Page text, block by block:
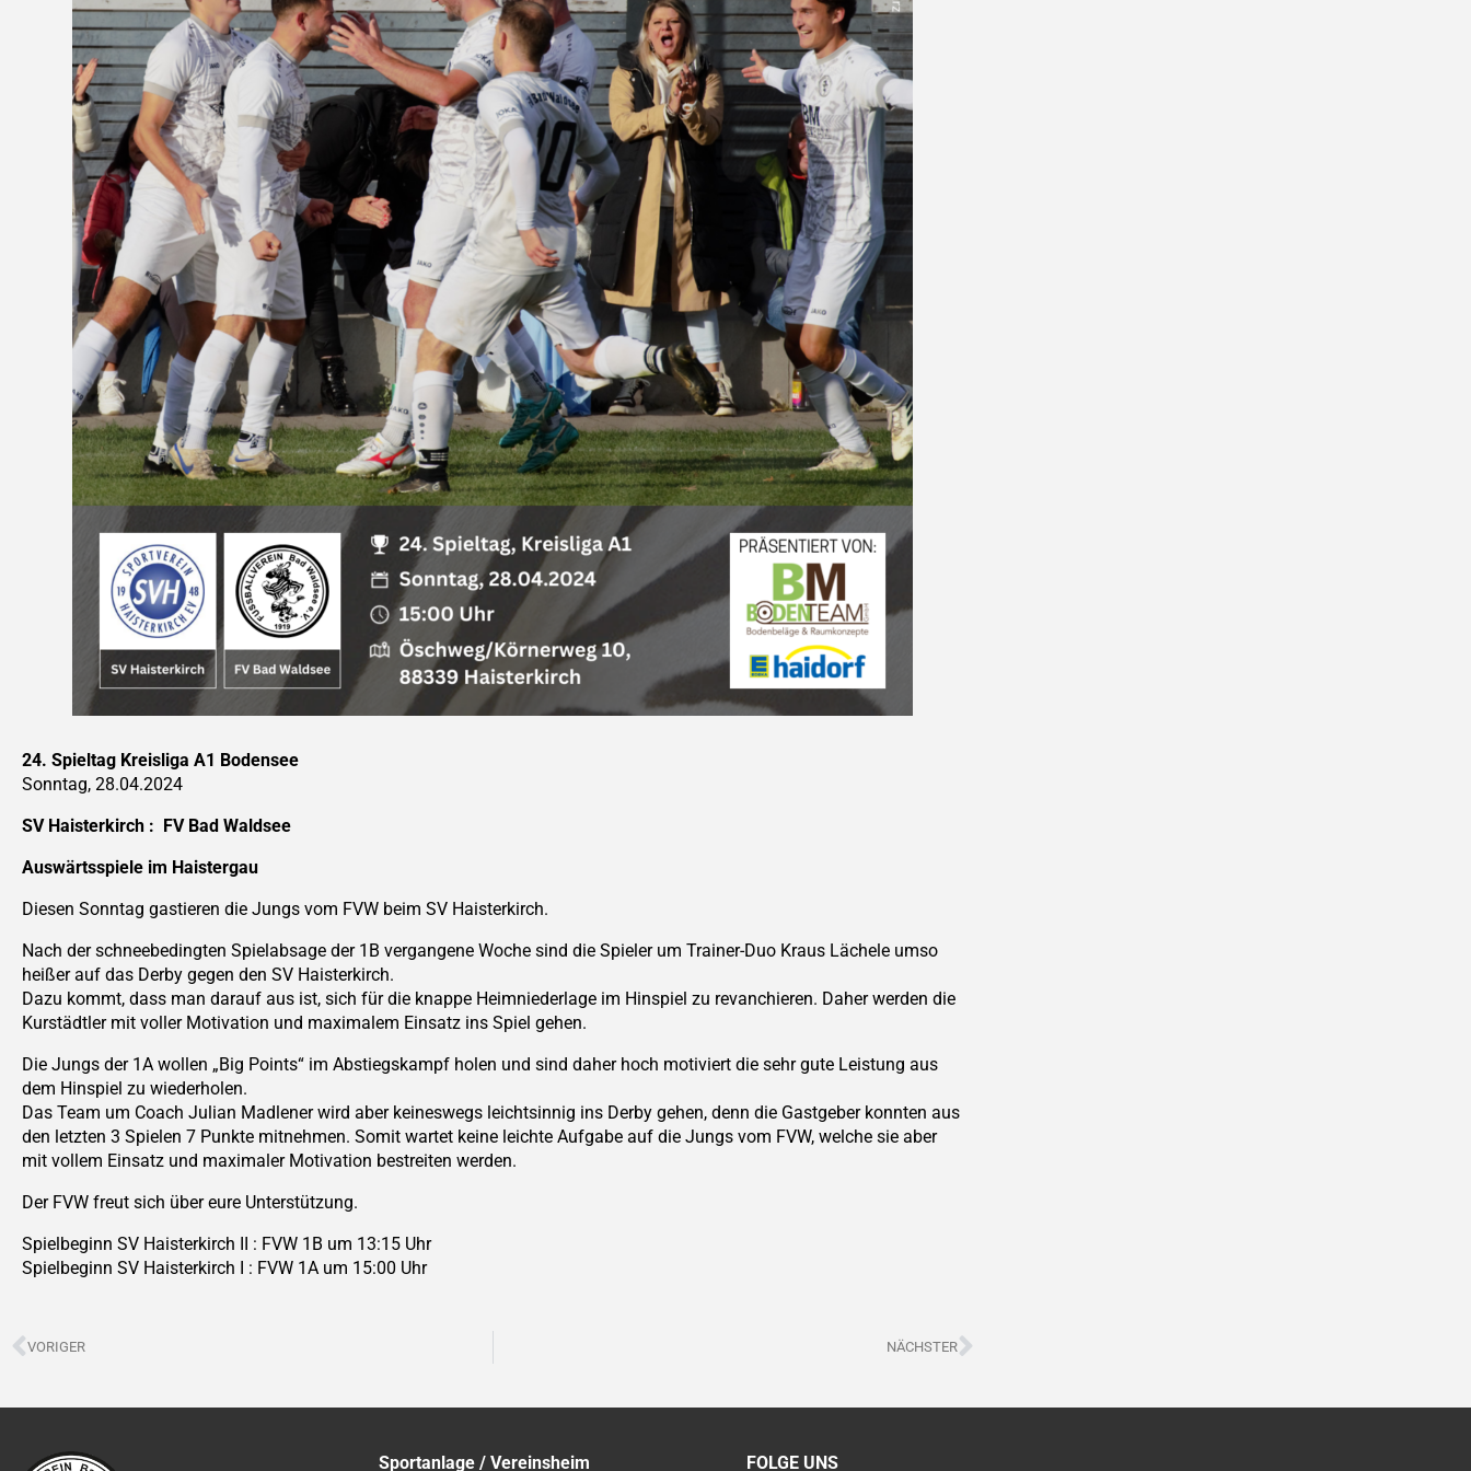
24. Spieltag Kreisliga A1 Bodensee
Sonntag, 28.04.2024
SV Haisterkirch : FV Bad Waldsee
Auswärtsspiele im Haistergau
Diesen Sonntag gastieren die Jungs vom FVW beim SV Haisterkirch.
Nach der schneebedingten Spielabsage der 1B vergangene Woche sind die Spieler um Trainer-Duo Kraus Lächele umso
heißer auf das Derby gegen den SV Haisterkirch.
Dazu kommt, dass man darauf aus ist, sich für die knappe Heimniederlage im Hinspiel zu revanchieren. Daher werden die
Kurstädtler mit voller Motivation und maximalem Einsatz ins Spiel gehen.
Die Jungs der 1A wollen „Big Points“ im Abstiegskampf holen und sind daher hoch motiviert die sehr gute Leistung aus
dem Hinspiel zu wiederholen.
Das Team um Coach Julian Madlener wird aber keineswegs leichtsinnig ins Derby gehen, denn die Gastgeber konnten aus
den letzten 3 Spielen 7 Punkte mitnehmen. Somit wartet keine leichte Aufgabe auf die Jungs vom FVW, welche sie aber
mit vollem Einsatz und maximaler Motivation bestreiten werden.
Der FVW freut sich über eure Unterstützung.
Spielbeginn SV Haisterkirch II : FVW 1B um 13:15 Uhr
Spielbeginn SV Haisterkirch I : FVW 1A um 15:00 Uhr
Zurück
VORIGER NÄCHSTERNächster
Sportanlage / Vereinsheim FOLGE UNS